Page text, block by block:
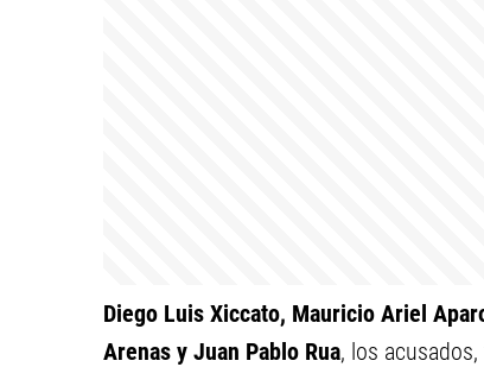
Diego Luis Xiccato, Mauricio Ariel
Arenas y Juan Pablo Rua, los